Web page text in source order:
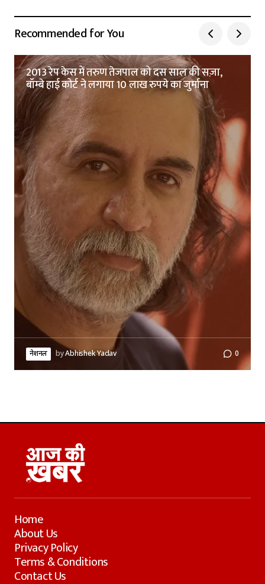
Recommended for You
2013 रेप केस में तरुण तेजपाल को दस साल की सज़ा,
बॉम्बे हाई कोर्ट ने लगाया 10 लाख रुपये का जुर्माना
नेशनल byAbhishek Yadav 0
Home
About Us
Privacy Policy
Terms & Conditions
Contact Us